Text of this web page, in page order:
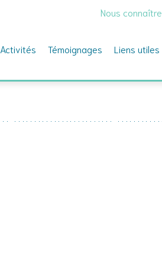
Nous connaître
Activités Témoignages Liens utiles